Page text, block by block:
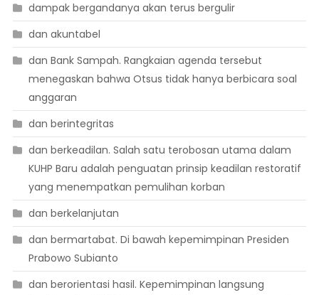
dampak bergandanya akan terus bergulir
dan akuntabel
dan Bank Sampah. Rangkaian agenda tersebut
menegaskan bahwa Otsus tidak hanya berbicara soal
anggaran
dan berintegritas
dan berkeadilan. Salah satu terobosan utama dalam
KUHP Baru adalah penguatan prinsip keadilan restoratif
yang menempatkan pemulihan korban
dan berkelanjutan
dan bermartabat. Di bawah kepemimpinan Presiden
Prabowo Subianto
dan berorientasi hasil. Kepemimpinan langsung